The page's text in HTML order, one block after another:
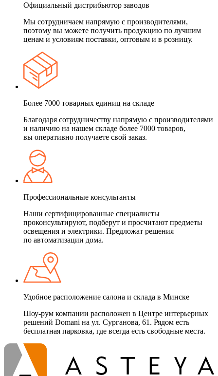
Официальный дистрибьютор заводов
Мы сотрудничаем напрямую с производителями,
поэтому вы можете получить продукцию по лучшим
ценам и условиям поставки, оптовым и в розницу.
Более 7000 товарных единиц на складе
Благодаря сотрудничеству напрямую с производителями
и наличию на нашем складе более 7000 товаров,
вы оперативно получаете свой заказ.
Профессиональные консультанты
Наши сертифицированные специалисты
проконсультируют, подберут и просчитают предметы
освещения и электрики. Предложат решения
по автоматизации дома.
Удобное расположение салона и склада в Минске
Шоу-рум компании расположен в Центре интерьерных
решений Domani на ул. Сурганова, 61. Рядом есть
бесплатная парковка, где всегда есть свободные места.